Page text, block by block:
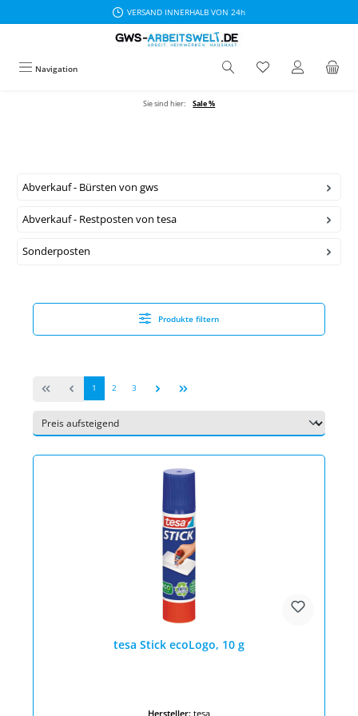
VERSAND INNERHALB VON 24h
Navigation
Sie sind hier: Sale %
Abverkauf - Bürsten von gws
Abverkauf - Restposten von tesa
Sonderposten
Produkte filtern
Seite
1 Seite
2 Seite
3
tesa Stick ecoLogo, 10 g
Hersteller: tesa